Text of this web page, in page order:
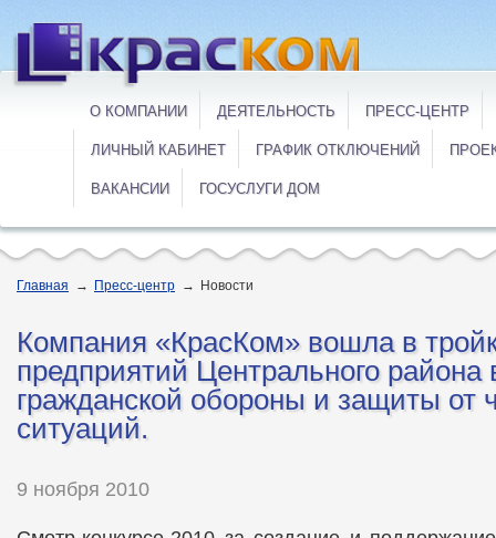
О КОМПАНИИ ДЕЯТЕЛЬНОСТЬ ПРЕСС-ЦЕНТР
ЛИЧНЫЙ КАБИНЕТ ГРАФИК ОТКЛЮЧЕНИЙ
ВАКАНСИИ ГОСУСЛУГИ ДОМ
Главная → Пресс-центр → Новости
Компания «КрасКом» вошла в
предприятий Центрального района
гражданской обороны и защиты от
ситуаций.
9 ноября 2010